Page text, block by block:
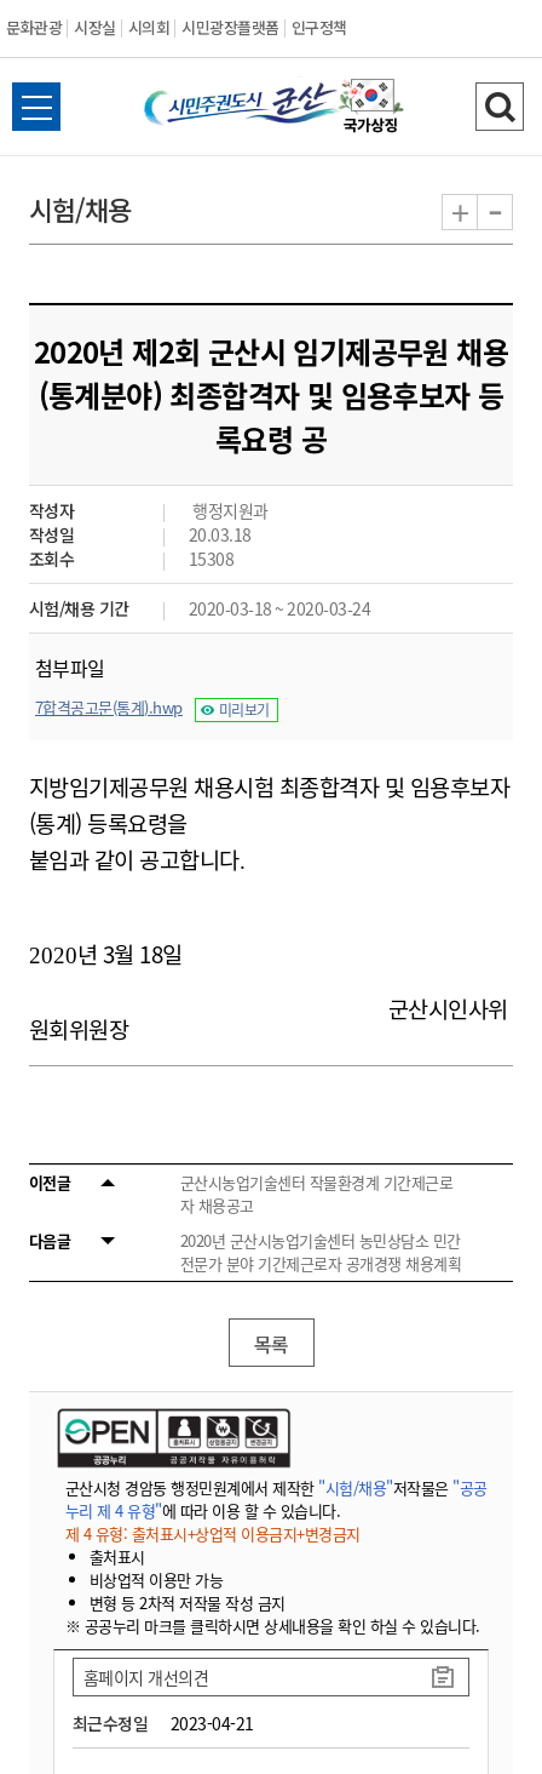
문화관광 시장실 시의회 시민광장플랫폼 인구정책
시
민
도
시
군
산
전
체
뉴
열
검
색
기
시험/채용 + -
2020년 제2회 군산시 임기제공무원 채용
(통계분야) 최종합격자 및 임용후보자 등
록요령 공
작성자
행정지원과
작성일
20.03.18
조회수
15308
시험/채용 기간 2020-03-18 ~ 2020-03-24
첨부파일
7합격공고문(통계).hwp 미리보기
지방임기제공무원 채용시험 최종합격자 및 임용후보자
(통계) 등록요령을
붙임과 같이 공고합니다.
2020년 3월 18일
군산시인사위
원회위원장
이전글
군산시농업기술센터 작물환경계 기간제근로
자 채용공고
다음글
2020년 군산시농업기술센터 농민상담소 민간
전문가 분야 기간제근로자 공개경쟁 채용계획
목록
군산시청 경암동 행정민원계에서 제작한 "시험/채용"저작물은 "공공
누리 제 4 유형"에 따라 이용 할 수 있습니다.
제 4 유형: 출처표시+상업적 이용금지+변경금지
출처표시
비상업적 이용만 가능
변형 등 2차적 저작물 작성 금지
※ 공공누리 마크를 클릭하시면 상세내용을 확인 하실 수 있습니다.
최근수정일 2023-04-21
홈페이지 개선의견